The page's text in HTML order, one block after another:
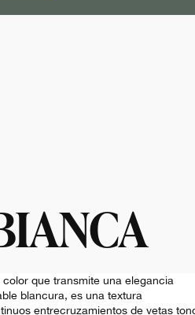
que transmite una elegancia
blancura, es una textura
entrecruzamientos de vetas